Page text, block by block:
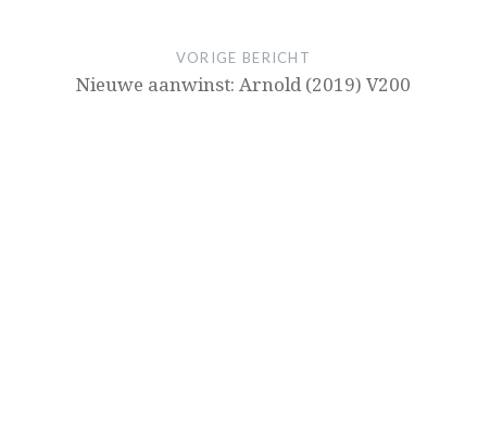
VORIGE BERICHT
Nieuwe aanwinst: Arnold (2019) V200